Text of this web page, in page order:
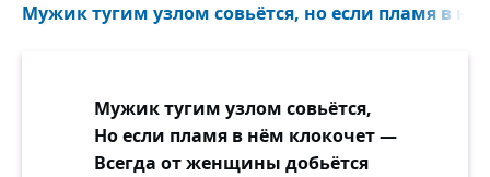
Мужик тугим узлом совьётся, но если пламя в
Мужик тугим узлом совьётся,
Но если пламя в нём клокочет —
Всегда от женщины добьётся